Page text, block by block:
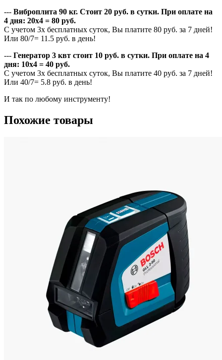
--- Виброплита 90 кг. Стоит 20 руб. в сутки. При оплате на
4 дня: 20х4 = 80 руб.
С учетом 3х бесплатных суток, Вы платите 80 руб. за 7 дней!
Или 80/7= 11.5 руб. в день!
--- Генератор 3 квт стоит 10 руб. в сутки. При оплате на 4
дня: 10х4 = 40 руб.
С учетом 3х бесплатных суток, Вы платите 40 руб. за 7 дней!
Или 40/7= 5.8 руб. в день!
И так по любому инструменту!
Похожие товары